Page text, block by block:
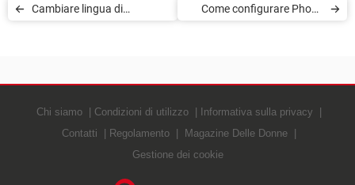
Cambiare lingua di
Come configurare Phone
Chi siamo Condizioni di utilizzo
Informativa sulla privacy
Contatti
Regolamento
Magazine Delle Donne
Gestione dei cookie